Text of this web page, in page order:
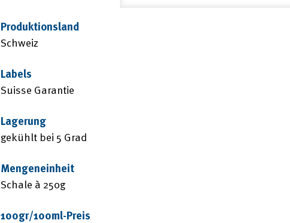
Produktionsland
Schweiz
Labels
Suisse Garantie
Lagerung
gekühlt bei 5 Grad
Mengeneinheit
Schale à 250g
100gr/100ml-Preis